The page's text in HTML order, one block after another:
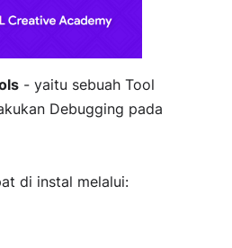
- yaitu sebuah Tool
Debugging pada
di instal melalui: